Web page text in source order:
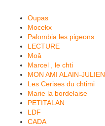
Oupas
Mocekx
Palombia les pigeons
LECTURE
Moâ
Marcel , le chti
MON AMI ALAIN-JULIEN
Les Cerises du chtimi
Marie la bordelaise
PETITALAN
LDF
CADA